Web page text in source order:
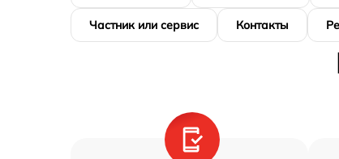
Частник или сервис Контакты